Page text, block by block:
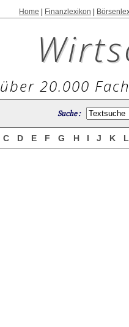
Home Finanzlexikon
über 20.000
Suche :
C D E F G H I J K